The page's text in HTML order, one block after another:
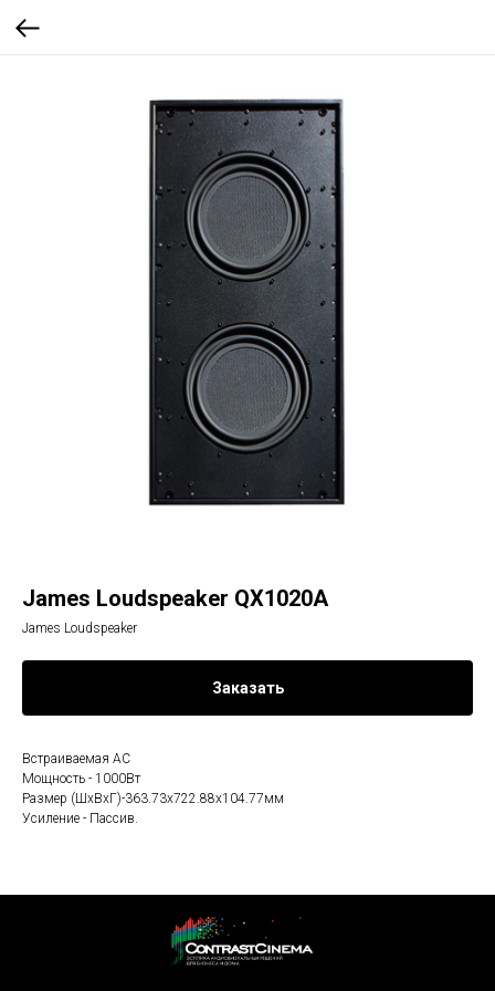
James Loudspeaker QX1020A
James Loudspeaker
Заказать
Встраиваемая АС
Мощность - 1000Вт
Размер (ШхВхГ)-363.73x722.88x104.77мм
Усиление - Пассив.